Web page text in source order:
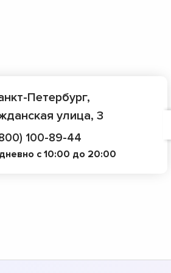
Петербург,
улица, 3
100-89-44
с 10:00 до 20:00